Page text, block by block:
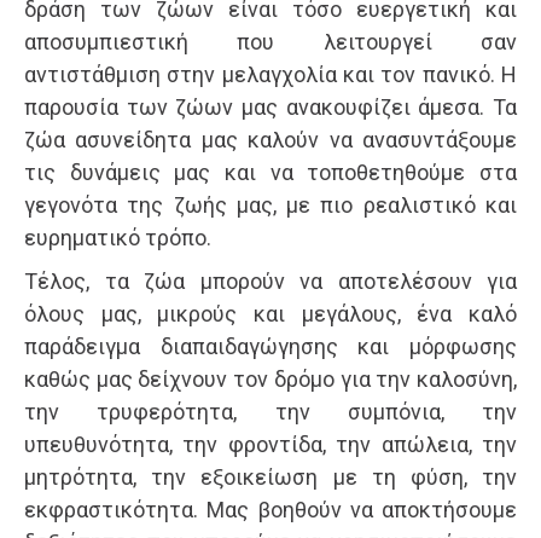
δράση των ζώων είναι τόσο ευεργετική και
αποσυμπιεστική που λειτουργεί σαν
αντιστάθμιση στην μελαγχολία και τον πανικό. Η
παρουσία των ζώων μας ανακουφίζει άμεσα. Τα
ζώα ασυνείδητα μας καλούν να ανασυντάξουμε
τις δυνάμεις μας και να τοποθετηθούμε στα
γεγονότα της ζωής μας, με πιο ρεαλιστικό και
ευρηματικό τρόπο.
Τέλος, τα ζώα μπορούν να αποτελέσουν για
όλους μας, μικρούς και μεγάλους, ένα καλό
παράδειγμα διαπαιδαγώγησης και μόρφωσης
καθώς μας δείχνουν τον δρόμο για την καλοσύνη,
την τρυφερότητα, την συμπόνια, την
υπευθυνότητα, την φροντίδα, την απώλεια, την
μητρότητα, την εξοικείωση με τη φύση, την
εκφραστικότητα. Μας βοηθούν να αποκτήσουμε